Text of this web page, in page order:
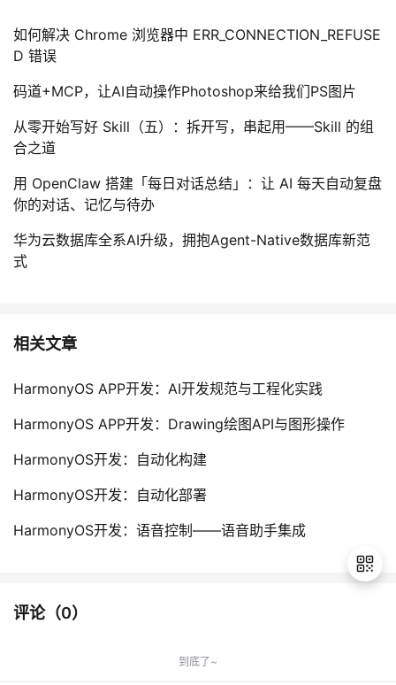
如何解决 Chrome 浏览器中 ERR_CONNECTION_REFUSE
D 错误
码道+MCP，让AI自动操作Photoshop来给我们PS图片
从零开始写好 Skill（五）：拆开写，串起用——Skill 的组
合之道
用 OpenClaw 搭建「每日对话总结」：让 AI 每天自动复盘
你的对话、记忆与待办
华为云数据库全系AI升级，拥抱Agent-Native数据库新范
式
相关文章
HarmonyOS APP开发：AI开发规范与工程化实践
HarmonyOS APP开发：Drawing绘图API与图形操作
HarmonyOS开发：自动化构建
HarmonyOS开发：自动化部署
HarmonyOS开发：语音控制——语音助手集成
评论（0）
到底了~